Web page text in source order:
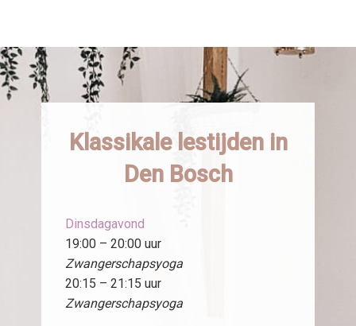
Klassikale lestijden in
Den Bosch
Dinsdagavond
19:00 – 20:00 uur
Zwangerschapsyoga
20:15 – 21:15 uur
Zwangerschapsyoga